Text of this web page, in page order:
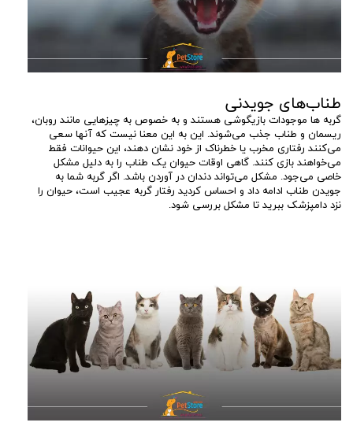
طناب‌های جویدنی
گربه ها موجودات بازیگوشی هستند و به خصوص به چیزهایی مانند روبان،
ریسمان و طناب جذب می‌شوند. این به این معنا نیست که آنها سعی
می‌کنند رفتاری مخرب یا خطرناک از خود نشان دهند، این حیوانات فقط
می‌خواهند بازی کنند. گاهی اوقات حیوان یک طناب را به دلیل مشکل
خاصی می‌جود. مشکل می‌تواند دندان در آوردن باشد. اگر گربه شما به
جویدن طناب ادامه داد و احساس کردید رفتار گربه عجیب است، حیوان را
نزد دامپزشک ببرید تا مشکل بررسی شود.